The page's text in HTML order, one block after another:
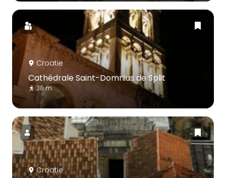
Croatie
Cathédrale Saint-Domnius de Split
38 m
Croatie